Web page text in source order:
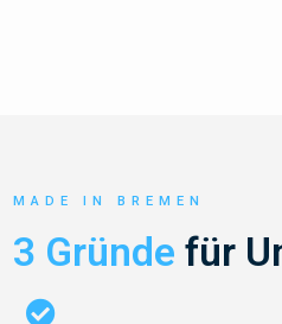
MADE IN BREMEN
3 Gründe für